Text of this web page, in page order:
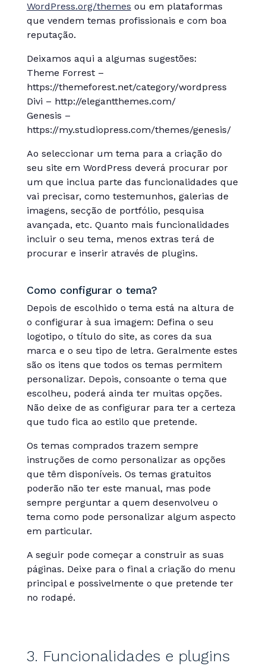
WordPress.org/themes ou em plataformas
que vendem temas profissionais e com boa
reputação.
Deixamos aqui a algumas sugestões:
Theme Forrest –
https://themeforest.net/category/wordpress
Divi – http://elegantthemes.com/
Genesis –
https://my.studiopress.com/themes/genesis/
Ao seleccionar um tema para a criação do
seu site em WordPress deverá procurar por
um que inclua parte das funcionalidades que
vai precisar, como testemunhos, galerias de
imagens, secção de portfólio, pesquisa
avançada, etc. Quanto mais funcionalidades
incluir o seu tema, menos extras terá de
procurar e inserir através de plugins.
Como configurar o tema?
Depois de escolhido o tema está na altura de
o configurar à sua imagem: Defina o seu
logotipo, o título do site, as cores da sua
marca e o seu tipo de letra. Geralmente estes
são os itens que todos os temas permitem
personalizar. Depois, consoante o tema que
escolheu, poderá ainda ter muitas opções.
Não deixe de as configurar para ter a certeza
que tudo fica ao estilo que pretende.
Os temas comprados trazem sempre
instruções de como personalizar as opções
que têm disponíveis. Os temas gratuitos
poderão não ter este manual, mas pode
sempre perguntar a quem desenvolveu o
tema como pode personalizar algum aspecto
em particular.
A seguir pode começar a construir as suas
páginas. Deixe para o final a criação do menu
principal e possivelmente o que pretende ter
no rodapé.
3. Funcionalidades e plugins